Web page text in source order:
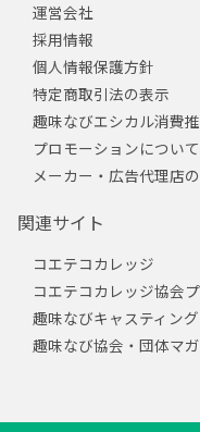
運営会社
採用情報
個人情報保護方針
特定商取引法の表示
趣味なびエシカル消費
プロモーションについて
メーカー・広告代理店
関連サイト
コエテコカレッジ
コエテコカレッジ協会
趣味なびキャスティング
趣味なび協会・団体マ